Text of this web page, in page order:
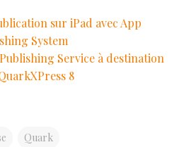
sur iPad avec App
System
Service à destination
8
Quark